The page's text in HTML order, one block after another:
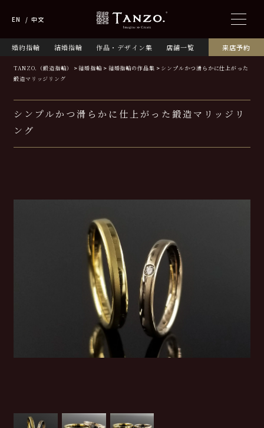
婚約指輪 結婚指輪 作品・デザイン集 店舗一覧 来店予約
EN 中文
TANZO.（鍛造指輪） 結婚指輪 結婚指輪の作品集
シンプルかつ滑らかに仕上がった
鍛造マリッジリング
シンプルかつ滑らかに仕上がった鍛造マリッジリ
ング